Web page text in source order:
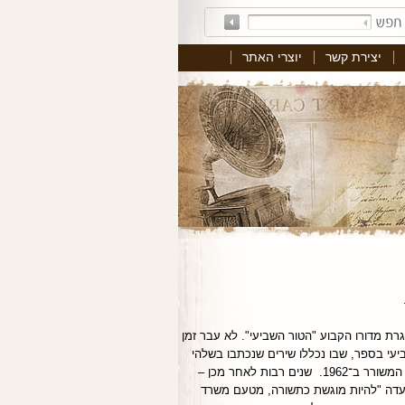
יצירת קשר יוצרי האתר
במהלך השלב הראשון של מלחמת העצמאות: השיר פורסם בעיתון דבר ב־19 בדצמבר 1947, במסגרת מדורו הקבוע "הטור השביעי". לא עבר זמן
בספר, שבו נכללו שירים שנכתבו בשלהי
המנדט הבריטי ובראשית ימי המדינה. השיר גם נכלל, אם כי במיקום קצת שונה, במסגרת הכרך הראשון של מהדורת כתביו, שהוציא המשורר ב־1962. שנים רבות לאחר מכן –
"להיות מוגשת כתשורה, מטעם משרד